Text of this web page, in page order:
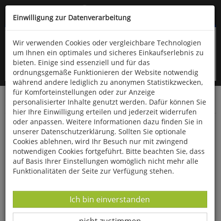
Kompletten Head der Seite überspringen
oder (06766) 9323-960
Startseite Bücher Literatur Diverses
Märchen aus Frankreich
Einwilligung zur Datenverarbeitung
Wir verwenden Cookies oder vergleichbare Technologien
um Ihnen ein optimales und sicheres Einkaufserlebnis zu
bieten. Einige sind essenziell und für das
ordnungsgemäße Funktionieren der Website notwendig
während andere lediglich zu anonymen Statistikzwecken,
für Komforteinstellungen oder zur Anzeige
personalisierter Inhalte genutzt werden. Dafür können Sie
hier Ihre Einwilligung erteilen und jederzeit widerrufen
oder anpassen. Weitere Informationen dazu finden Sie in
unserer Datenschutzerklärung. Sollten Sie optionale
Cookies ablehnen, wird Ihr Besuch nur mit zwingend
notwendigen Cookies fortgeführt. Bitte beachten Sie, dass
auf Basis Ihrer Einstellungen womöglich nicht mehr alle
Funktionalitäten der Seite zur Verfügung stehen.
Datenverarbeitung -
Ich bin einverstanden